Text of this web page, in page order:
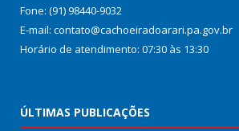
Fone: (91) 98440-9032
E-mail: contato@cachoeiradoarari.pa.gov.br
Horário de atendimento: 07:30 às 13:30
ÚLTIMAS PUBLICAÇÕES